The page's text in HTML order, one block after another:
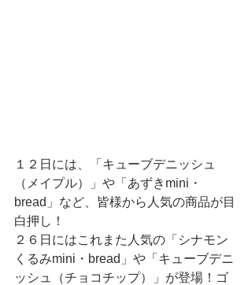
１２日には、「キューブデニッシュ
（メイプル）」や「あずきmini・
bread」など、皆様から人気の商品が目
白押し！
２６日にはこれまた人気の「シナモン
くるみmini・bread」や「キューブデニ
ッシュ（チョコチップ）」が登場！ゴ